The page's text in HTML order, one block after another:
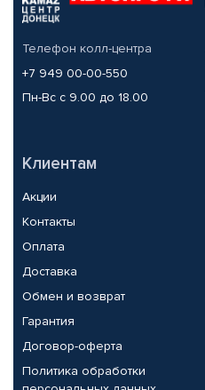
Телефон колл-центра
+7 949 00-00-550
Пн-Вс с 9.00 до 18.00
Клиентам
Акции
Контакты
Оплата
Доставка
Обмен и возврат
Гарантия
Договор-оферта
Политика обработки